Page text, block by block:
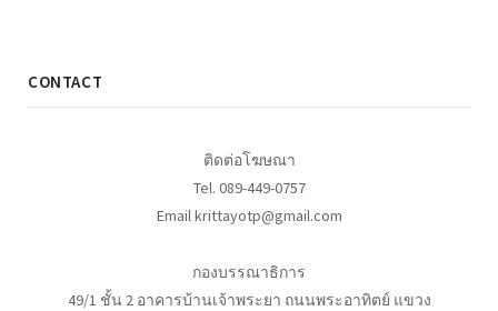
CONTACT
ติดต่อโฆษณา
Tel. 089-449-0757
Email krittayotp@gmail.com
กองบรรณาธิการ
49/1 ชั้น 2 อาคารบ้านเจ้าพระยา ถนนพระอาทิตย์ แขวง